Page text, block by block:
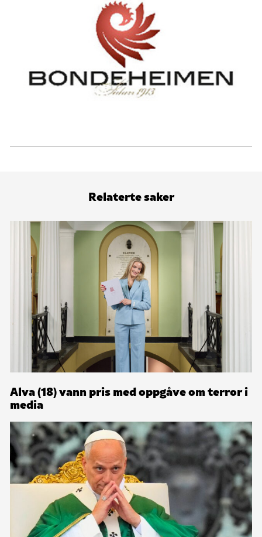
Relaterte saker
Alva (18) vann pris med oppgåve om terror i
media